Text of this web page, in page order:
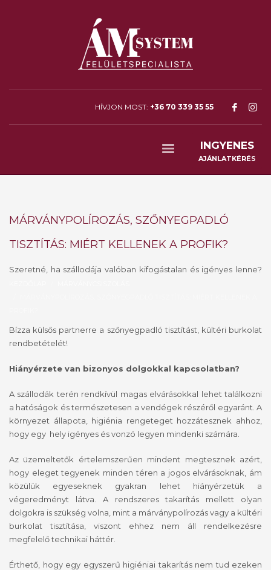
HÍVJON MOST: +36 70 339 35 55
INGYENES
AJÁNLATKÉRÉS
MÁRVÁNYPOLÍROZÁS, SZŐNYEGPADLÓ
TISZTÍTÁS: MIÉRT KELLENEK A PROFIK?
Szeretné, ha szállodája valóban kifogástalan és igényes lenne?
Bízza külsős partnerre a szőnyegpadló tisztítást, kültéri burkolat
rendbetételét!
Hiányérzete van bizonyos dolgokkal kapcsolatban?
A szállodák terén rendkívül magas elvárásokkal lehet találkozni
a hatóságok és természetesen a vendégek részéről egyaránt. A
környezet állapota, higiénia rengeteget hozzátesznek ahhoz,
hogy egy hely igényes és vonzó legyen mindenki számára.
Az üzemeltetők értelemszerűen mindent megtesznek azért,
hogy eleget tegyenek minden téren a jogos elvárásoknak, ám
közülük egyeseknek gyakran lehet hiányérzetük a
végeredményt látva. A rendszeres takarítás mellett olyan
dolgokra is szükség volna, mint a márványpolírozás vagy a kültéri
burkolat tisztítása, viszont ehhez nem áll rendelkezésre
megfelelő technikai háttér.
Érthető, hogy egy egyszerű higiéniai takarítás nem tud ezeken